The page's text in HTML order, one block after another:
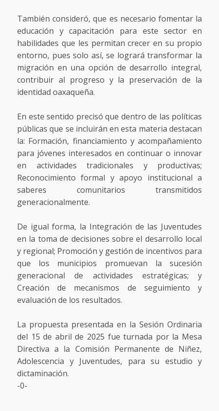
También consideró, que es necesario fomentar la
educación y capacitación para este sector en
habilidades que les permitan crecer en su propio
entorno, pues solo así, se logrará transformar la
migración en una opción de desarrollo integral,
contribuir al progreso y la preservación de la
identidad oaxaqueña.
En este sentido precisó que dentro de las políticas
públicas que se incluirán en esta materia destacan
la: Formación, financiamiento y acompañamiento
para jóvenes interesados en continuar o innovar
en actividades tradicionales y productivas;
Reconocimiento formal y apoyo institucional a
saberes comunitarios transmitidos
generacionalmente.
De igual forma, la Integración de las Juventudes
en la toma de decisiones sobre el desarrollo local
y regional; Promoción y gestión de incentivos para
que los municipios promuevan la sucesión
generacional de actividades estratégicas; y
Creación de mecanismos de seguimiento y
evaluación de los resultados.
La propuesta presentada en la Sesión Ordinaria
del 15 de abril de 2025 fue turnada por la Mesa
Directiva a la Comisión Permanente de Niñez,
Adolescencia y Juventudes, para su estudio y
dictaminación.
-0-